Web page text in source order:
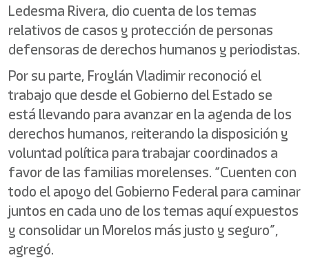
Ledesma Rivera, dio cuenta de los temas
relativos de casos y protección de personas
defensoras de derechos humanos y periodistas.
Por su parte, Froylán Vladimir reconoció el
trabajo que desde el Gobierno del Estado se
está llevando para avanzar en la agenda de los
derechos humanos, reiterando la disposición y
voluntad política para trabajar coordinados a
favor de las familias morelenses. “Cuenten con
todo el apoyo del Gobierno Federal para caminar
juntos en cada uno de los temas aquí expuestos
y consolidar un Morelos más justo y seguro”,
agregó.